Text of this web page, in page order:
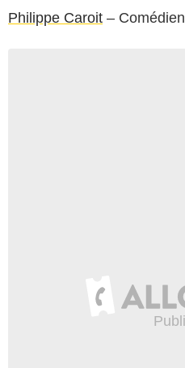
Philippe Caroit – Comédien